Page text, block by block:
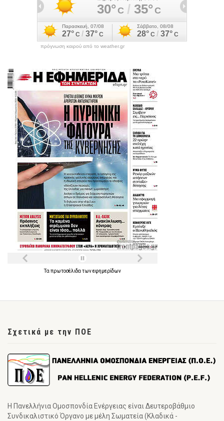
πρόγνωση καιρού από το weather.gr
Τα πρωτοσέλιδα τωνεφημερίδων
Σχετικά με την ΠΟΕ
Η Πανελλήνια Ομοσπονδία Ενέργειας είναι Δευτεροβάθμιο
Συνδικαλιστικό Όργανο με μέλη Σωματεία (Κλαδικά -